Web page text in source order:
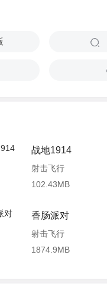
战地1914
射击飞行
102.43MB
香肠派对
射击飞行
1874.9MB